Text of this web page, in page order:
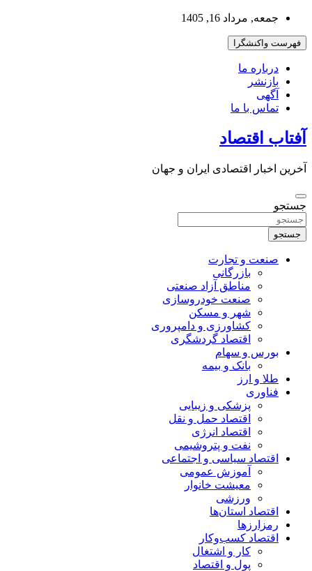
بروید
جمعه, مرداد 16, 1405
فهرست واکنشگرا
درباره ما
بازنشر
آگهی
تماس با ما
آفتاب اقتصاد
آخرین اخبار اقتصادی ایران و جهان
جستجو
جستجو
صنعت و تجارت
بازرگانی
مناطق آزاد صنعتی
صنعت خودروسازی
شهر و مسکن
کشاورزی و دامپروری
اقتصاد گردشگری
بورس و سهام
بانک و بیمه
طلا و ارز
فناوری
پزشکی و زیبایی
اقتصاد حمل و نقل
اقتصاد انرژی
نفت و پتروشیمی
اقتصاد سیاسی و اجتماعی
آموزش عمومی
معیشت خانوار
ورزشی
اقتصاد استان‌ها
رمزارزها
اقتصاد کسب‌و‌کار
کار و اشتغال
پول و اقتصاد